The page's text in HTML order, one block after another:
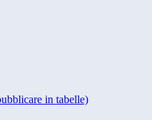
in tabelle)